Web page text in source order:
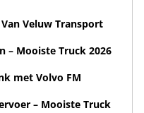
Veluw Transport
– Mooiste Truck 2026
met Volvo FM
– Mooiste Truck